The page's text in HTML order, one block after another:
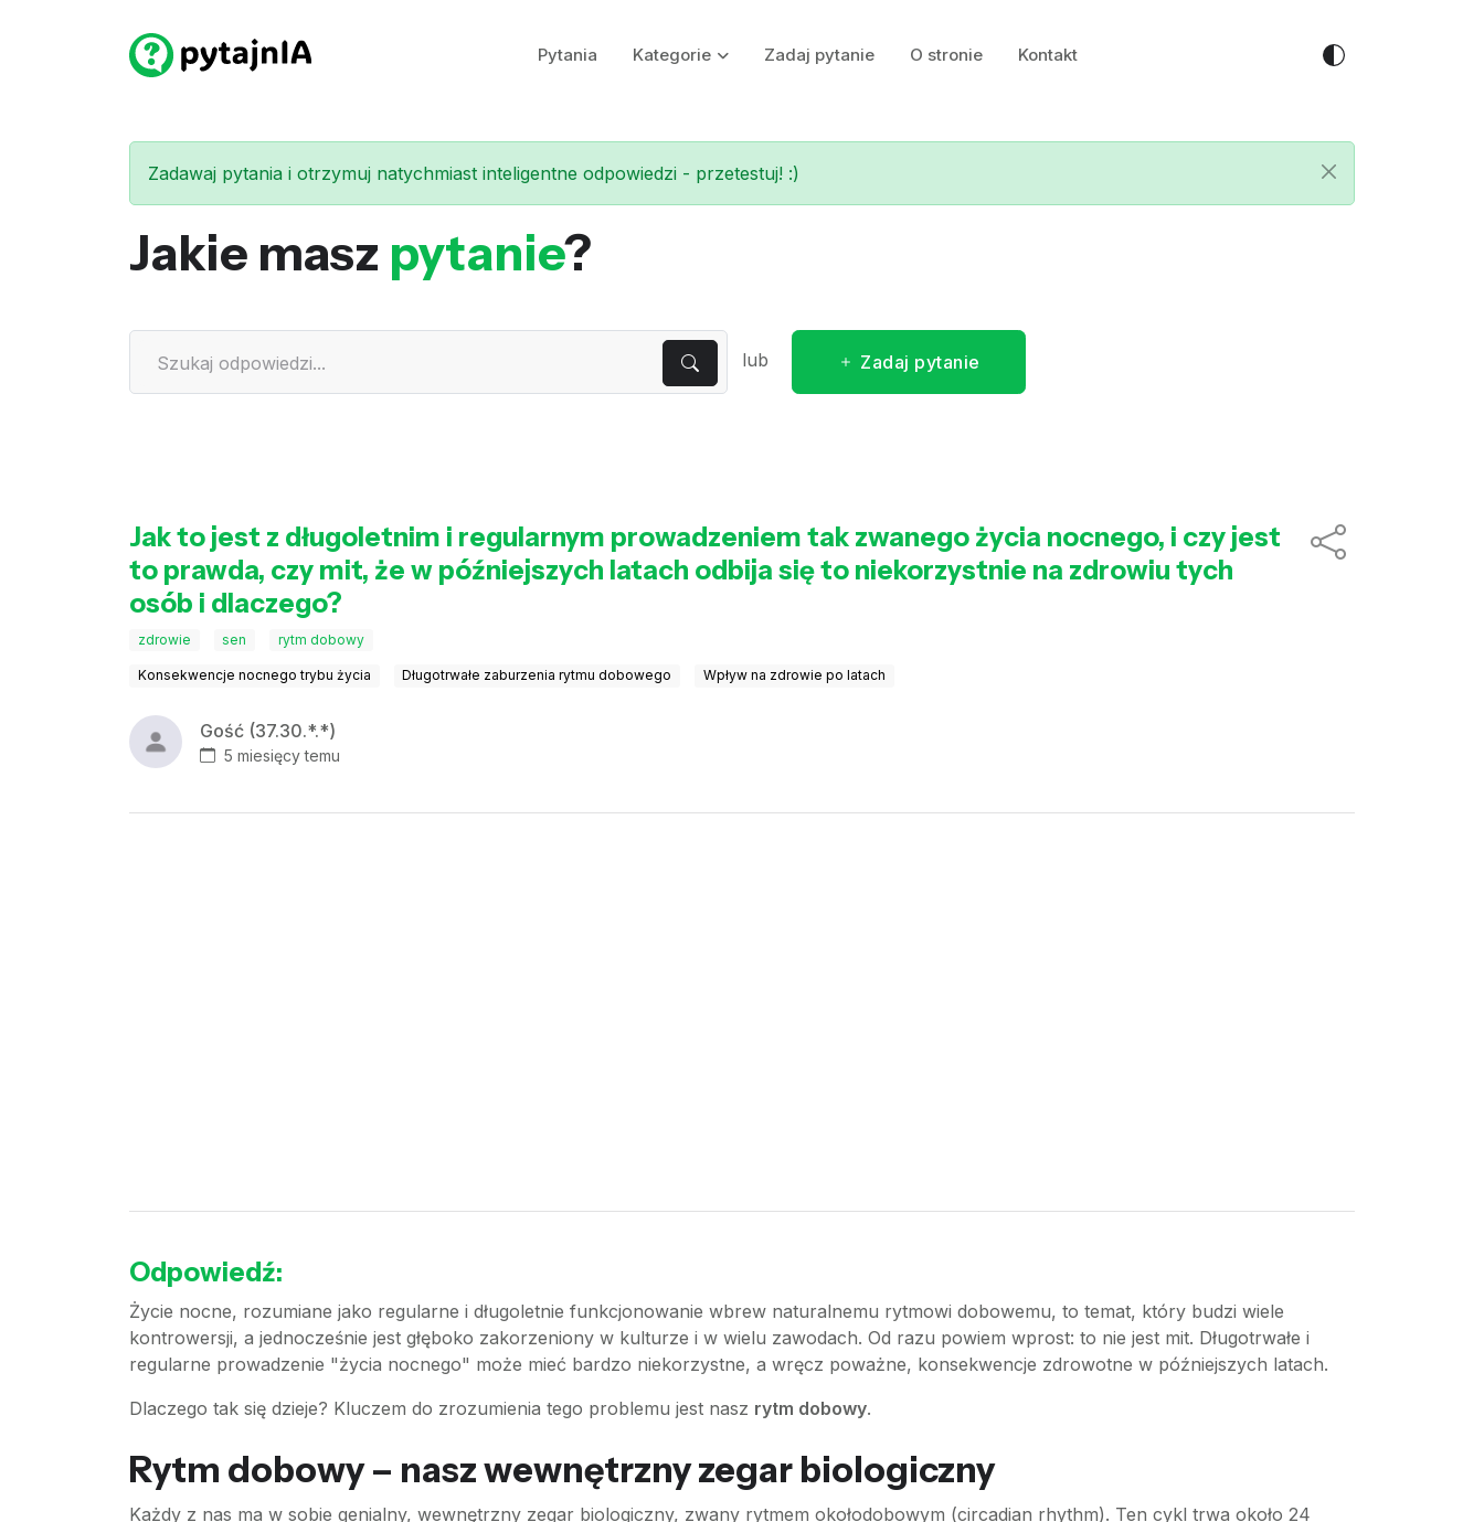
Pytania Kategorie Zadaj pytanie O stronie Kontakt
Zadawaj pytania i otrzymuj natychmiast inteligentne odpowiedzi - przetestuj! :)
Jakie masz pytanie?
lub Zadaj pytanie
Jak to jest z długoletnim i regularnym prowadzeniem tak zwanego życia nocnego, i czy jest
to prawda, czy mit, że w późniejszych latach odbija się to niekorzystnie na zdrowiu tych
osób i dlaczego?
zdrowie sen rytm dobowy
Konsekwencje nocnego trybu życia Długotrwałe zaburzenia rytmu dobowego Wpływ na zdrowie po latach
Gość (37.30.*.*)
5 miesięcy temu
Odpowiedź:
Życie nocne, rozumiane jako regularne i długoletnie funkcjonowanie wbrew naturalnemu rytmowi dobowemu, to temat, który budzi wiele
kontrowersji, a jednocześnie jest głęboko zakorzeniony w kulturze i w wielu zawodach. Od razu powiem wprost: to nie jest mit. Długotrwałe i
regularne prowadzenie "życia nocnego" może mieć bardzo niekorzystne, a wręcz poważne, konsekwencje zdrowotne w późniejszych latach.
Dlaczego tak się dzieje? Kluczem do zrozumienia tego problemu jest nasz rytm dobowy.
Rytm dobowy – nasz wewnętrzny zegar biologiczny
Każdy z nas ma w sobie genialny, wewnętrzny zegar biologiczny, zwany rytmem okołodobowym (circadian rhythm). Ten cykl trwa około 24